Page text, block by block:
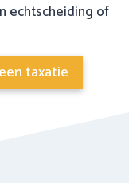
echtscheiding of
taxatie